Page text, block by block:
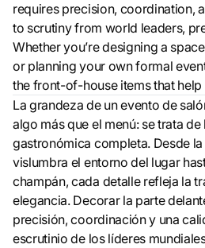
requires precision, coordination,
to scrutiny from world leaders,
Whether you’re designing a
or planning your own formal
the front-of-house items that help
La grandeza de un evento de
algo más que el menú: se trata
gastronómica completa. Desde
vislumbra el entorno del lugar
champán, cada detalle refleja la
elegancia. Decorar la parte
precisión, coordinación y una
escrutinio de los líderes